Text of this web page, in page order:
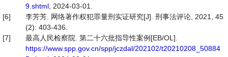
9.shtml , 2024-03-01.
[6]
李芳芳. 网络著作权犯罪量刑实证研究[J]. 刑事法评论, 2021, 45
(2): 403-436.
[7]
最高人民检察院. 第二十六批指导性案例[EB/OL].
https://www.spp.gov.cn/spp/jczdal/202102/t20210208_50884